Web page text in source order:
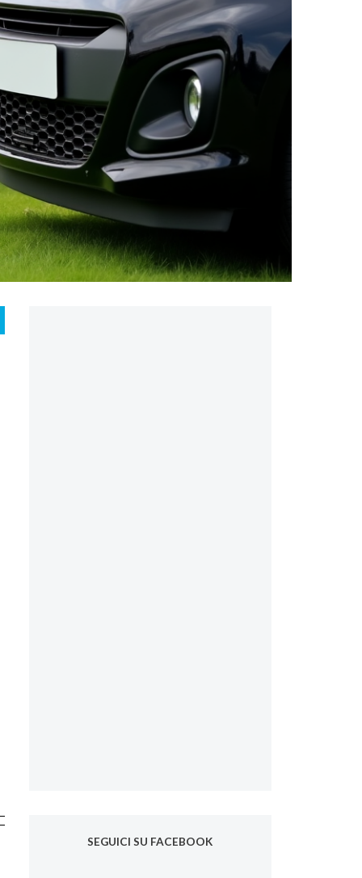
SEGUICI SU FACEBOOK